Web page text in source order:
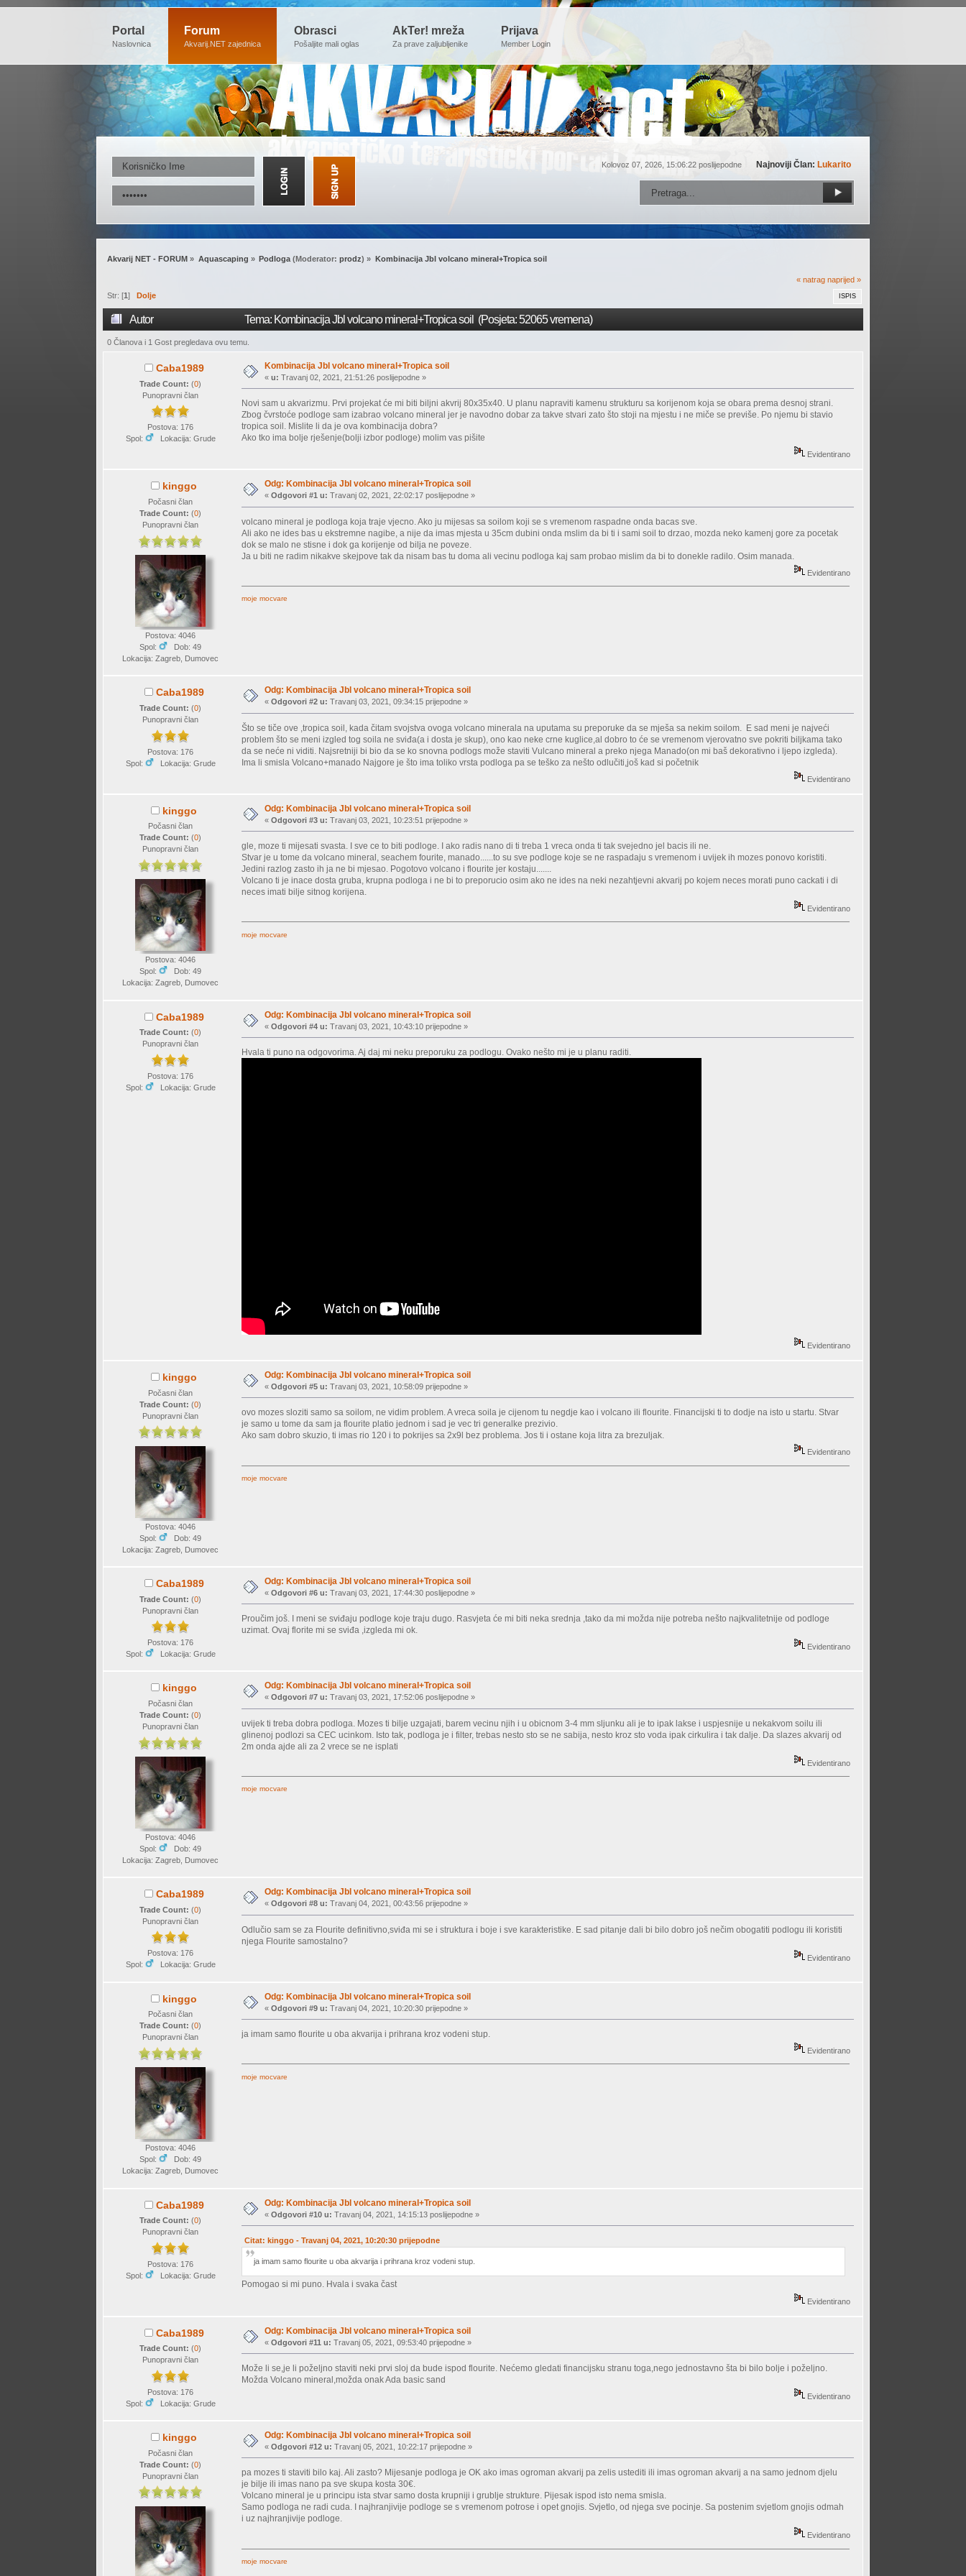
Portal
Naslovnica
Forum
Akvarij.NET zajednica
Obrasci
Pošaljite mali oglas
AkTer! mreža
Za prave zaljubljenike
Prijava
Member Login
Kolovoz 07, 2026, 15:06:22 poslijepodne Najnoviji Član: Lukarito
Akvarij NET - FORUM » Aquascaping » Podloga (Moderator:prodz) » Kombinacija Jbl volcano mineral+Tropica soil
« natrag naprijed »
ISPIS
Str: [1] Dolje
Autor Tema: Kombinacija Jbl volcano mineral+Tropica soil (Posjeta: 52065 vremena)
0 Članova i 1 Gost pregledava ovu temu.
Caba1989
Trade Count:(0)
Punopravni član
Postova: 176
Spol:
Lokacija: Grude
Kombinacija Jbl volcano mineral+Tropica soil
«u: Travanj 02, 2021, 21:51:26 poslijepodne »
Novi sam u akvarizmu. Prvi projekat će mi biti biljni akvrij 80x35x40. U planu napraviti kamenu strukturu sa korijenom koja se obara prema desnoj strani.
Zbog čvrstoće podloge sam izabrao volcano mineral jer je navodno dobar za takve stvari zato što stoji na mjestu i ne miče se previše. Po njemu bi stavio
tropica soil. Mislite li da je ova kombinacija dobra?
Ako tko ima bolje rješenje(bolji izbor podloge) molim vas pišite
Evidentirano
kinggo
Počasni član
Trade Count:(0)
Punopravni član
Postova: 4046
Spol:
Dob: 49
Lokacija: Zagreb, Dumovec
Odg: Kombinacija Jbl volcano mineral+Tropica soil
«Odgovori #1 u: Travanj 02, 2021, 22:02:17 poslijepodne »
volcano mineral je podloga koja traje vjecno. Ako ju mijesas sa soilom koji se s vremenom raspadne onda bacas sve.
Ali ako ne ides bas u ekstremne nagibe, a nije da imas mjesta u 35cm dubini onda mslim da bi ti i sami soil to drzao, mozda neko kamenj gore za pocetak
dok se malo ne stisne i dok ga korijenje od bilja ne poveze.
Ja u biti ne radim nikakve skejpove tak da nisam bas tu doma ali vecinu podloga kaj sam probao mislim da bi to donekle radilo. Osim manada.
Evidentirano
moje mocvare
Caba1989
Trade Count:(0)
Punopravni član
Postova: 176
Spol:
Lokacija: Grude
Odg: Kombinacija Jbl volcano mineral+Tropica soil
«Odgovori #2 u: Travanj 03, 2021, 09:34:15 prijepodne »
Što se tiče ove ,tropica soil, kada čitam svojstva ovoga volcano minerala na uputama su preporuke da se mješa sa nekim soilom. E sad meni je najveći
problem što se meni izgled tog soila ne sviđa(a i dosta je skup), ono kao neke crne kuglice,al dobro to će se vremenom vjerovatno sve pokriti biljkama tako
da se neće ni viditi. Najsretniji bi bio da se ko snovna podlogs može staviti Vulcano mineral a preko njega Manado(on mi baš dekorativno i ljepo izgleda).
Ima li smisla Volcano+manado Najgore je što ima toliko vrsta podloga pa se teško za nešto odlučiti,još kad si početnik
Evidentirano
kinggo
Počasni član
Trade Count:(0)
Punopravni član
Postova: 4046
Spol:
Dob: 49
Lokacija: Zagreb, Dumovec
Odg: Kombinacija Jbl volcano mineral+Tropica soil
«Odgovori #3 u: Travanj 03, 2021, 10:23:51 prijepodne »
gle, moze ti mijesati svasta. I sve ce to biti podloge. I ako radis nano di ti treba 1 vreca onda ti tak svejedno jel bacis ili ne.
Stvar je u tome da volcano mineral, seachem fourite, manado......to su sve podloge koje se ne raspadaju s vremenom i uvijek ih mozes ponovo koristiti.
Jedini razlog zasto ih ja ne bi mjesao. Pogotovo volcano i flourite jer kostaju.......
Volcano ti je inace dosta gruba, krupna podloga i ne bi to preporucio osim ako ne ides na neki nezahtjevni akvarij po kojem neces morati puno cackati i di
neces imati bilje sitnog korijena.
Evidentirano
moje mocvare
Caba1989
Trade Count:(0)
Punopravni član
Postova: 176
Spol:
Lokacija: Grude
Odg: Kombinacija Jbl volcano mineral+Tropica soil
«Odgovori #4 u: Travanj 03, 2021, 10:43:10 prijepodne »
Hvala ti puno na odgovorima. Aj daj mi neku preporuku za podlogu. Ovako nešto mi je u planu raditi.
Evidentirano
kinggo
Počasni član
Trade Count:(0)
Punopravni član
Postova: 4046
Spol:
Dob: 49
Lokacija: Zagreb, Dumovec
Odg: Kombinacija Jbl volcano mineral+Tropica soil
«Odgovori #5 u: Travanj 03, 2021, 10:58:09 prijepodne »
ovo mozes sloziti samo sa soilom, ne vidim problem. A vreca soila je cijenom tu negdje kao i volcano ili flourite. Financijski ti to dodje na isto u startu. Stvar
je samo u tome da sam ja flourite platio jednom i sad je vec tri generalke prezivio.
Ako sam dobro skuzio, ti imas rio 120 i to pokrijes sa 2x9l bez problema. Jos ti i ostane koja litra za brezuljak.
Evidentirano
moje mocvare
Caba1989
Trade Count:(0)
Punopravni član
Postova: 176
Spol:
Lokacija: Grude
Odg: Kombinacija Jbl volcano mineral+Tropica soil
«Odgovori #6 u: Travanj 03, 2021, 17:44:30 poslijepodne »
Proučim još. I meni se sviđaju podloge koje traju dugo. Rasvjeta će mi biti neka srednja ,tako da mi možda nije potreba nešto najkvalitetnije od podloge
uzimat. Ovaj florite mi se sviđa ,izgleda mi ok.
Evidentirano
kinggo
Počasni član
Trade Count:(0)
Punopravni član
Postova: 4046
Spol:
Dob: 49
Lokacija: Zagreb, Dumovec
Odg: Kombinacija Jbl volcano mineral+Tropica soil
«Odgovori #7 u: Travanj 03, 2021, 17:52:06 poslijepodne »
uvijek ti treba dobra podloga. Mozes ti bilje uzgajati, barem vecinu njih i u obicnom 3-4 mm sljunku ali je to ipak lakse i uspjesnije u nekakvom soilu ili
glinenoj podlozi sa CEC ucinkom. Isto tak, podloga je i filter, trebas nesto sto se ne sabija, nesto kroz sto voda ipak cirkulira i tak dalje. Da slazes akvarij od
2m onda ajde ali za 2 vrece se ne isplati
Evidentirano
moje mocvare
Caba1989
Trade Count:(0)
Punopravni član
Postova: 176
Spol:
Lokacija: Grude
Odg: Kombinacija Jbl volcano mineral+Tropica soil
«Odgovori #8 u: Travanj 04, 2021, 00:43:56 prijepodne »
Odlučio sam se za Flourite definitivno,sviđa mi se i struktura i boje i sve karakteristike. E sad pitanje dali bi bilo dobro još nečim obogatiti podlogu ili koristiti
njega Flourite samostalno?
Evidentirano
kinggo
Počasni član
Trade Count:(0)
Punopravni član
Postova: 4046
Spol:
Dob: 49
Lokacija: Zagreb, Dumovec
Odg: Kombinacija Jbl volcano mineral+Tropica soil
«Odgovori #9 u: Travanj 04, 2021, 10:20:30 prijepodne »
ja imam samo flourite u oba akvarija i prihrana kroz vodeni stup.
Evidentirano
moje mocvare
Caba1989
Trade Count:(0)
Punopravni član
Postova: 176
Spol:
Lokacija: Grude
Odg: Kombinacija Jbl volcano mineral+Tropica soil
«Odgovori #10 u: Travanj 04, 2021, 14:15:13 poslijepodne »
Citat: kinggo - Travanj 04, 2021, 10:20:30 prijepodne
ja imam samo flourite u oba akvarija i prihrana kroz vodeni stup.
Pomogao si mi puno. Hvala i svaka čast
Evidentirano
Caba1989
Trade Count:(0)
Punopravni član
Postova: 176
Spol:
Lokacija: Grude
Odg: Kombinacija Jbl volcano mineral+Tropica soil
«Odgovori #11 u: Travanj 05, 2021, 09:53:40 prijepodne »
Može li se,je li poželjno staviti neki prvi sloj da bude ispod flourite. Nećemo gledati financijsku stranu toga,nego jednostavno šta bi bilo bolje i poželjno.
Možda Volcano mineral,možda onak Ada basic sand
Evidentirano
kinggo
Počasni član
Trade Count:(0)
Punopravni član
Odg: Kombinacija Jbl volcano mineral+Tropica soil
«Odgovori #12 u: Travanj 05, 2021, 10:22:17 prijepodne »
pa mozes ti staviti bilo kaj. Ali zasto? Mijesanje podloga je OK ako imas ogroman akvarij pa zelis ustediti ili imas ogroman akvarij a na samo jednom djelu
je bilje ili imas nano pa sve skupa kosta 30€.
Volcano mineral je u principu ista stvar samo dosta krupniji i grublje strukture. Pijesak ispod isto nema smisla.
Samo podloga ne radi cuda. I najhranjivije podloge se s vremenom potrose i opet gnojis. Svjetlo, od njega sve pocinje. Sa postenim svjetlom gnojis odmah
i uz najhranjivije podloge.
Evidentirano
moje mocvare